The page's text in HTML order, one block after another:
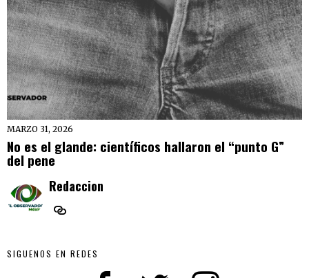
MARZO 31, 2026
No es el glande: científicos hallaron el “punto G”
del pene
Redaccion
SIGUENOS EN REDES